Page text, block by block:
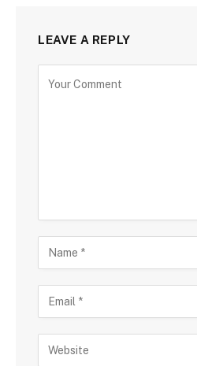
LEAVE A REPLY